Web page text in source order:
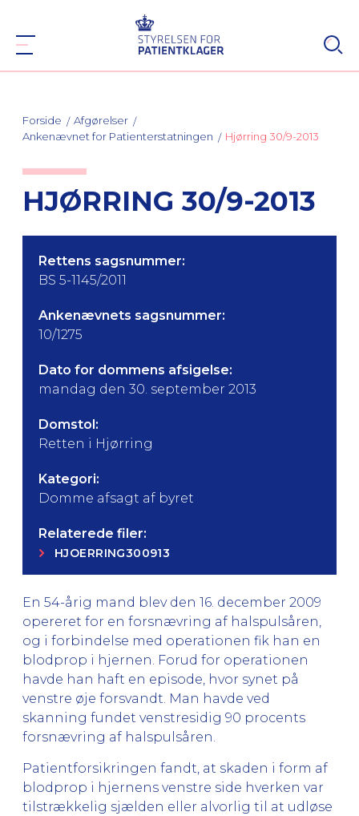
Forside
Afgørelser
Ankenævnet for Patienterstatningen
Hjørring 30/9-2013
HJØRRING 30/9-2013
Rettens sagsnummer:
BS 5-1145/2011
Ankenævnets sagsnummer:
10/1275
Dato for dommens afsigelse:
mandag den 30. september 2013
Domstol:
Retten i Hjørring
Kategori:
Domme afsagt af byret
Relaterede filer:
HJOERRING300913
En 54-årig mand blev den 16. december 2009
opereret for en forsnævring af halspulsåren,
og i forbindelse med operationen fik han en
blodprop i hjernen. Forud for operationen
havde han haft en episode, hvor synet på
venstre øje forsvandt. Man havde ved
skanning fundet venstresidig 90 procents
forsnævring af halspulsåren.
Patientforsikringen fandt, at skaden i form af
blodprop i hjernens venstre side hverken var
tilstrækkelig sjælden eller alvorlig til at udløse